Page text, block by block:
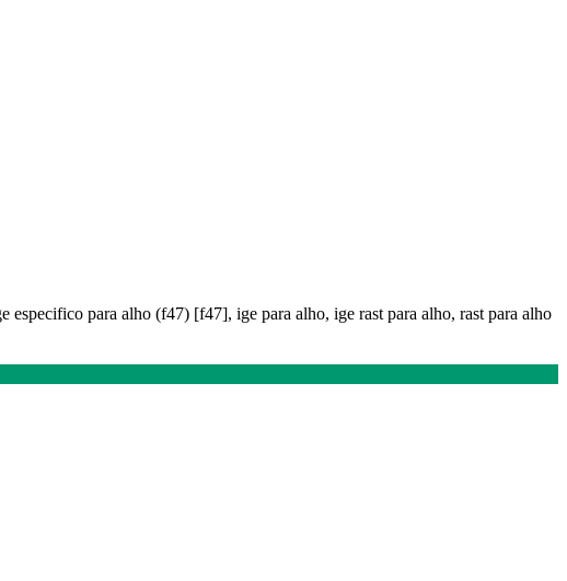
para alho (f47) [f47], ige para alho, ige rast para alho, rast para alho